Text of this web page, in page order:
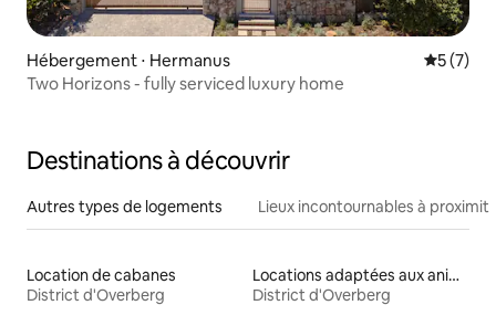
Hébergement ⋅ Hermanus
5 (7)
Two Horizons - fully serviced luxury home
Destinations à découvrir
Autres types de logements Lieux incontournables à
Location de cabanes
District d'Overberg
Locations adaptées aux animaux
District d'Overberg